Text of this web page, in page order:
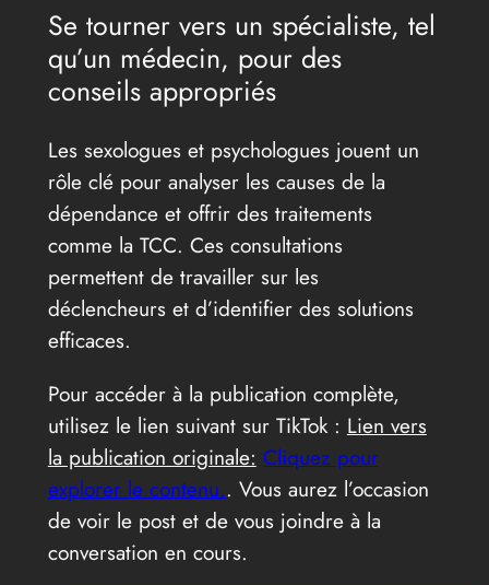
Se tourner vers un spécialiste, tel
qu’un médecin, pour des
conseils appropriés
Les sexologues et psychologues jouent un
rôle clé pour analyser les causes de la
dépendance et offrir des traitements
comme la TCC. Ces consultations
permettent de travailler sur les
déclencheurs et d’identifier des solutions
efficaces.
Pour accéder à la publication complète,
utilisez le lien suivant sur TikTok : Lien vers
la publication originale: Cliquez pour
explorer le contenu.. Vous aurez l’occasion
de voir le post et de vous joindre à la
conversation en cours.